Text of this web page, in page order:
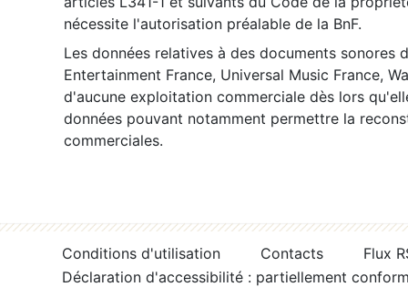
nécessite l'autorisation préalable de la BnF.
Les données relatives à des documents sonores
Entertainment France, Universal Music France,
d'aucune exploitation commerciale dès lors
données pouvant notamment permettre la
commerciales.
Conditions d'utilisation Contacts
Flux
Déclaration d'accessibilité : partiellement